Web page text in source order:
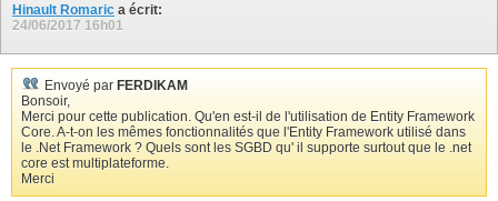
Hinault Romaric a écrit:
24/06/2017 16h01
Envoyé par FERDIKAM
Bonsoir,
Merci pour cette publication. Qu'en est-il de l'utilisation de Entity Framework
Core. A-t-on les mêmes fonctionnalités que l'Entity Framework utilisé dans
le .Net Framework ? Quels sont les SGBD qu' il supporte surtout que le .net
core est multiplateforme.
Merci